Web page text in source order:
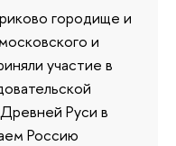
городище и
и
участие в
Руси в
Россию